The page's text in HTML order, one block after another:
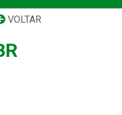
VOLTAR